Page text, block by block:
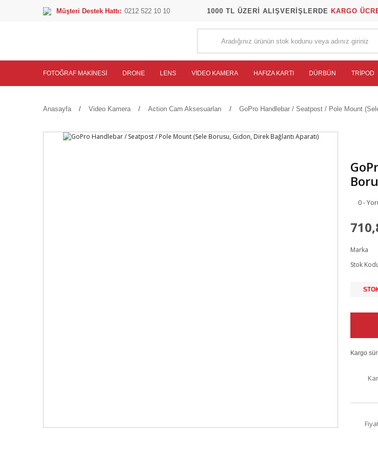
Müşteri Destek Hattı: 0212 522 10 10 1000 TL ÜZERİ ALIŞVERİŞLERDE KARGO
FOTOĞRAF MAKINESI DRONE LENS VIDEO KAMERA HAFIZA KARTI DÜRBÜN TRIPOD
Anasayfa Video Kamera Action Cam Aksesuarları GoPro Handlebar / Seatpost / Pole Mount
0 -
Marka
Stok
Kargo